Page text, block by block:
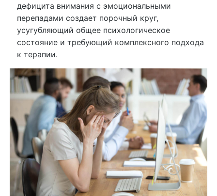
дефицита внимания с эмоциональными
перепадами создает порочный круг,
усугубляющий общее психологическое
состояние и требующий комплексного подхода
к терапии.